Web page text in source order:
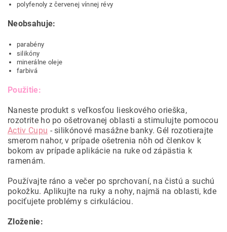
polyfenoly z červenej vínnej révy
Neobsahuje:
parabény
silikóny
minerálne oleje
farbivá
Použitie:
Naneste produkt s veľkosťou lieskového orieška,
rozotrite ho po ošetrovanej oblasti a stimulujte pomocou
Activ Cupu - silikónové masážne banky. Gél rozotierajte
smerom nahor, v prípade ošetrenia nôh od členkov k
bokom av prípade aplikácie na ruke od zápästia k
ramenám.
Používajte ráno a večer po sprchovaní, na čistú a suchú
pokožku. Aplikujte na ruky a nohy, najmä na oblasti, kde
pociťujete problémy s cirkuláciou.
Zloženie: